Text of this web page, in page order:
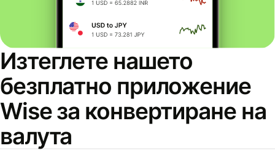
Изтеглете нашето
безплатно приложение
Wise за конвертиране на
валута